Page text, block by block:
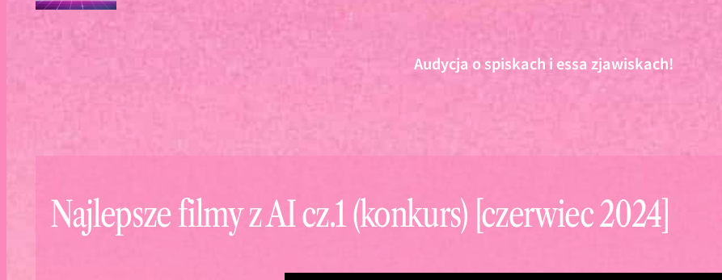
Audycja o spiskach i essa zjawiskach!
Najlepsze filmy z AI cz.1 (konkurs) [czerwiec 2024]